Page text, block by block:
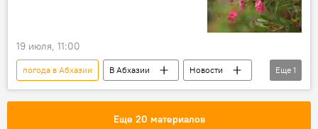
19 июля, 11:00
погода в Абхазии В Абхазии
Новости
Абхазия
Еще 1
Еще 20 материалов